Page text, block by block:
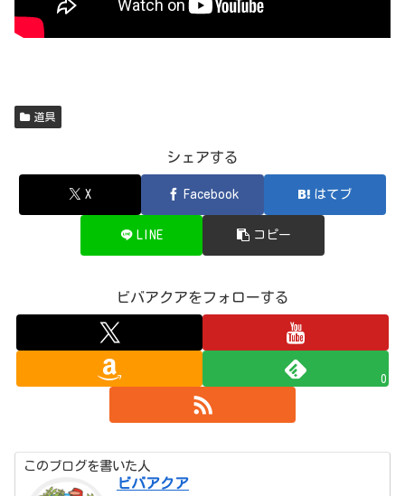
道具
シェアする
X Facebook はてブ
LINE コピー
ビバアクアをフォローする
0
このブログを書いた人
ビバアクア